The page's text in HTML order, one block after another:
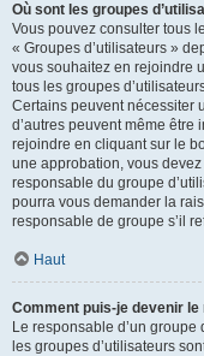
Où sont les groupes
Vous pouvez consulter tous
« Groupes d’utilisateurs »
vous souhaitez en rejoindre
tous les groupes
Certains peuvent nécessiter
d’autres peuvent même
rejoindre en cliquant sur le
une approbation, vous
responsable du groupe
pourra vous demander la
responsable de groupe s’il
Haut
Comment puis-je devenir le
Le responsable d’un
les groupes d’utilisateurs